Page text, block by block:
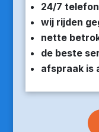
24/7
wij rijden
nette
de beste
afspraak is